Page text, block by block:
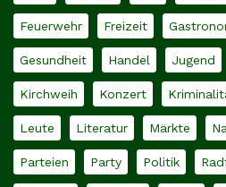
Feuerwehr Freizeit
Gesundheit Handel Jugend
Kirchweih Konzert
Leute Literatur Märkte
Parteien Party Politik